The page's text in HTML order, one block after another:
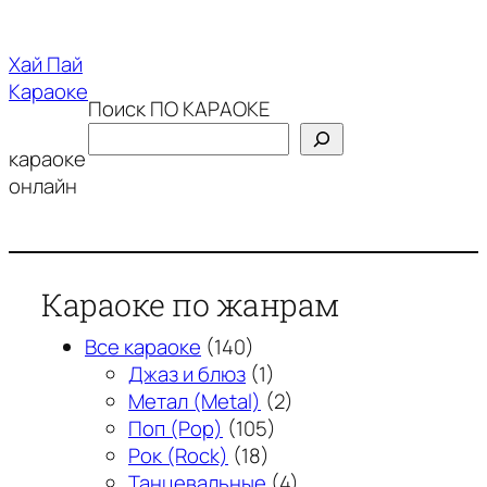
содержимому
Хай Пай
Караоке
караоке
онлайн
Поиск ПО КАРАОКЕ
Караоке по жанрам
Все караоке (140)
Джаз и блюз (1)
Метал (Metal) (2)
Поп (Pop) (105)
Рок (Rock) (18)